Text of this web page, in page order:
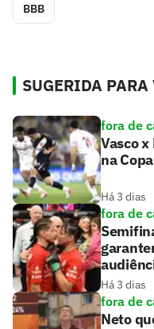
BBB
SUGERIDA PARA
fora de
Vasco
na
Há 3 dias
fora de
Há 3 dias
fora de
Neto